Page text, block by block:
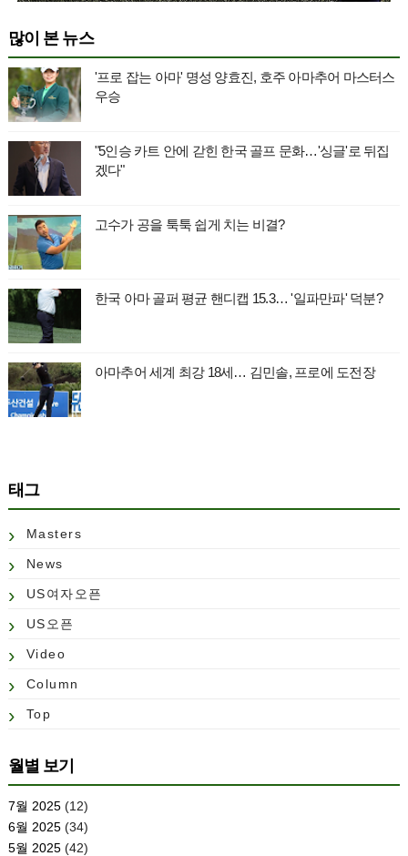
많이 본 뉴스
'프로 잡는 아마' 명성 양효진, 호주 아마추어 마스터스
우승
"5인승 카트 안에 갇힌 한국 골프 문화…'싱글'로 뒤집
겠다"
고수가 공을 툭툭 쉽게 치는 비결?
한국 아마 골퍼 평균 핸디캡 15.3… '일파만파' 덕분?
아마추어 세계 최강 18세… 김민솔, 프로에 도전장
태그
Masters
News
US여자오픈
US오픈
Video
Column
Top
월별 보기
7월 2025(12)
6월 2025(34)
5월 2025(42)